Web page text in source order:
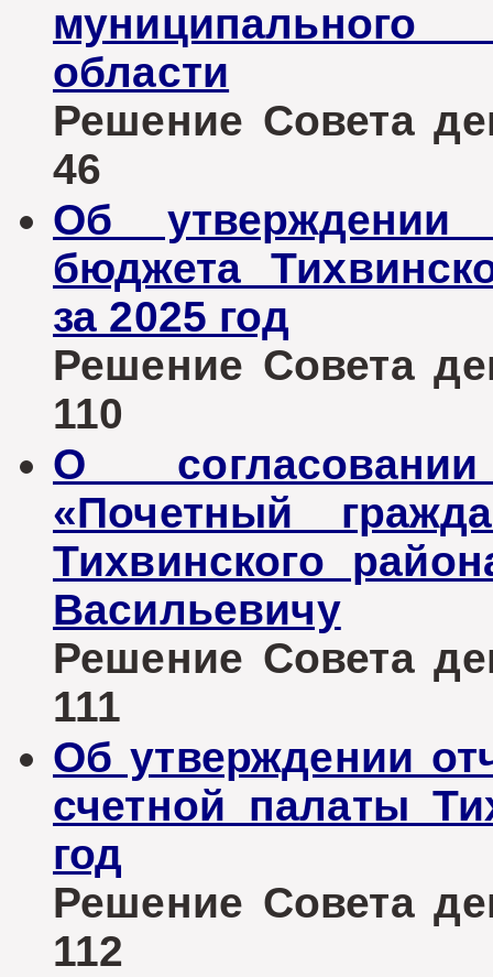
муниципального
области
Решение Совета
46
Об утверждении
бюджета
за 2025 год
Решение Совета
110
О
«Почетный
Тихвинского
Васильевичу
Решение Совета
111
Об утверждении
счетной палаты
год
Решение Совета
112